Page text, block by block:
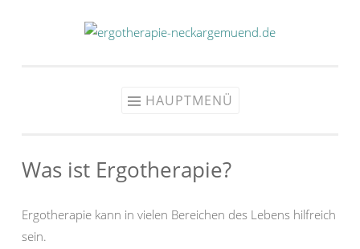
HAUPTMENÜ
Was ist Ergotherapie?
Ergotherapie kann in vielen Bereichen des Lebens hilfreich
sein.